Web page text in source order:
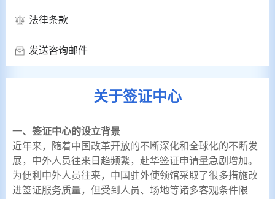
法律条款
发送咨询邮件
关于签证中心
一、签证中心的设立背景
近年来，随着中国改革开放的不断深化和全球化的不断发
展，中外人员往来日趋频繁，赴华签证申请量急剧增加。
为便利中外人员往来，中国驻外使领馆采取了很多措施改
进签证服务质量，但受到人员、场地等诸多客观条件限